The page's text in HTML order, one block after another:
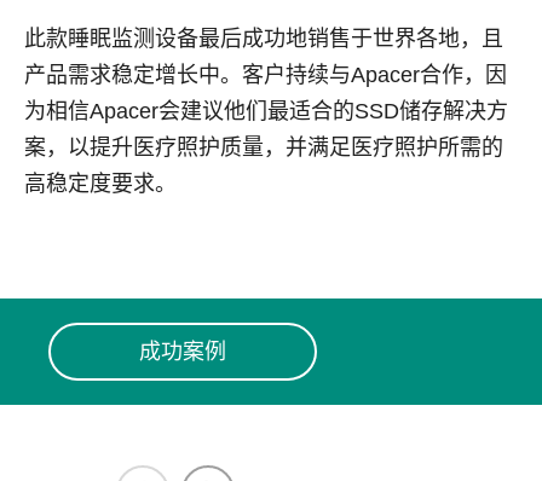
此款睡眠监测设备最后成功地销售于世界各地，且
产品需求稳定增长中。客户持续与Apacer合作，因
为相信Apacer会建议他们最适合的SSD储存解决方
案，以提升医疗照护质量，并满足医疗照护所需的
高稳定度要求。
成功案例